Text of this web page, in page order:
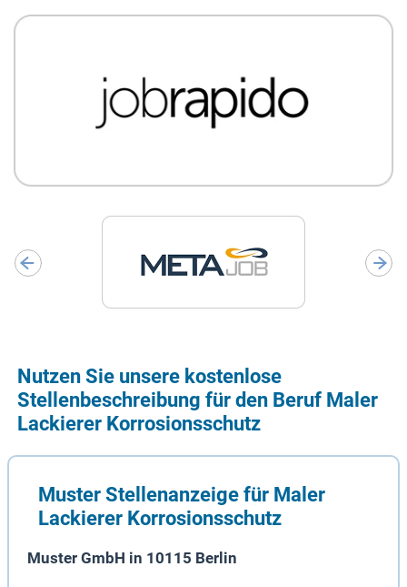
Nutzen Sie unsere kostenlose
Stellenbeschreibung für den Beruf Maler
Lackierer Korrosionsschutz
Muster Stellenanzeige für Maler
Lackierer Korrosionsschutz
Muster GmbH in 10115 Berlin